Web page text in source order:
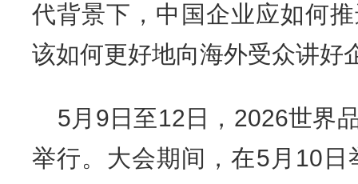
代背景下，中国企业应如何
该如何更好地向海外受众讲好
5月9日至12日，2026世界
举行。大会期间，在5月10